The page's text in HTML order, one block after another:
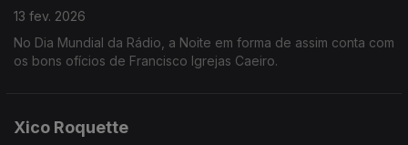
13 fev. 2026
No Dia Mundial da Rádio, a Noite em forma de assim conta com
os bons ofícios de Francisco Igrejas Caeiro.
Xico Roquette